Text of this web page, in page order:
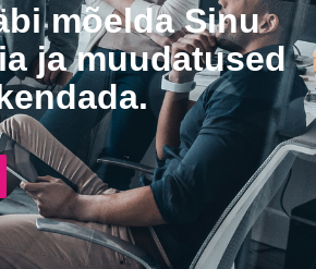
mõelda Sinu
ja muudatused